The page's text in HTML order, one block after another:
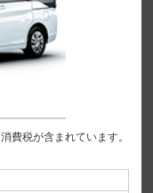
費税が含まれています。